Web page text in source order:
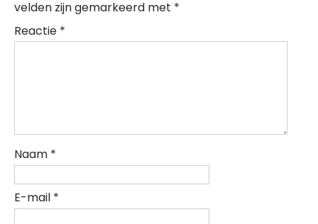
velden zijn gemarkeerd met *
Reactie *
Naam *
E-mail *